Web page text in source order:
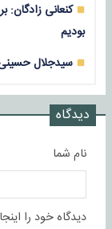
کنعانی زادگان:
بودیم
سیدجلال
دیدگاه
نام شما
دیدگاه خود را